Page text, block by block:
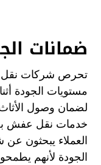
ضمانات
تحرص شركات نقل
مستويات الجودة
لضمان وصول
خدمات نقل عفش
العملاء يبحثون
الجودة لأنهم